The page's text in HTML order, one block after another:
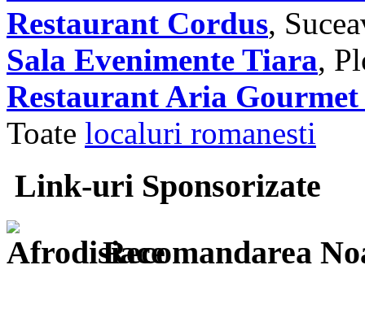
Restaurant Cordus,
Sala Evenimente Tiara,
Restaurant Aria
Toate localuri romanesti
Link-uri Sponsorizate
Recomandarea